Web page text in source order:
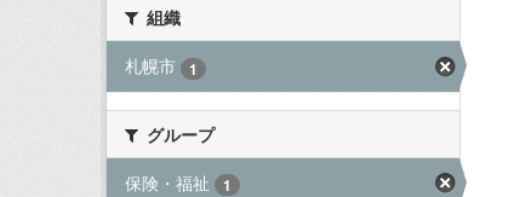
組織
札幌市
1
グループ
保険・福祉
1